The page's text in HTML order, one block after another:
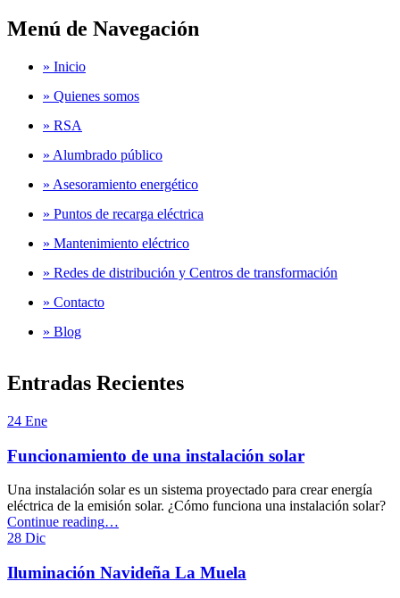
Menú de Navegación
» Inicio
» Quienes somos
» RSA
» Alumbrado público
» Asesoramiento energético
» Puntos de recarga eléctrica
» Mantenimiento eléctrico
» Redes de distribución y Centros de transformación
» Contacto
» Blog
Entradas Recientes
24 Ene
Funcionamiento de una instalación solar
Una instalación solar es un sistema proyectado para crear energía
eléctrica de la emisión solar. ¿Cómo funciona una instalación solar?
Continue reading“Funcionamiento
instalación
solar”
…
28 Dic
Iluminación Navideña La Muela